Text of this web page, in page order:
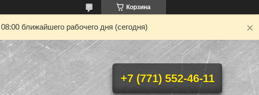
Корзина
ближайшего рабочего дня (сегодня)
+7 (771) 552-46-11